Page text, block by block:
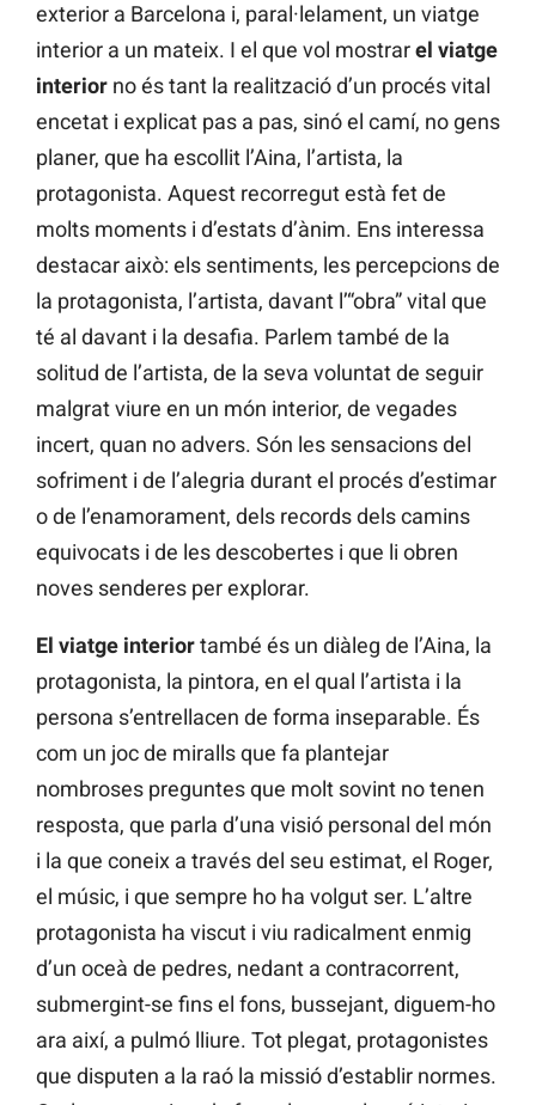
exterior a Barcelona i, paral·lelament, un viatge
interior a un mateix. I el que vol mostrarel viatge
interior no és tant la realització d’un procés vital
encetat i explicat pas a pas, sinó el camí, no gens
planer, que ha escollit l’Aina, l’artista, la
protagonista. Aquest recorregut està fet de
molts moments i d’estats d’ànim. Ens interessa
destacar això: els sentiments, les percepcions de
la protagonista, l’artista, davant l’“obra” vital que
té al davant i la desafia. Parlem també de la
solitud de l’artista, de la seva voluntat de seguir
malgrat viure en un món interior, de vegades
incert, quan no advers. Són les sensacions del
sofriment i de l’alegria durant el procés d’estimar
o de l’enamorament, dels records dels camins
equivocats i de les descobertes i que li obren
noves senderes per explorar.
El viatge interiortambé és un diàleg de l’Aina, la
protagonista, la pintora, en el qual l’artista i la
persona s’entrellacen de forma inseparable. És
com un joc de miralls que fa plantejar
nombroses preguntes que molt sovint no tenen
resposta, que parla d’una visió personal del món
i la que coneix a través del seu estimat, el Roger,
el músic, i que sempre ho ha volgut ser. L’altre
protagonista ha viscut i viu radicalment enmig
d’un oceà de pedres, nedant a contracorrent,
submergint-se fins el fons, bussejant, diguem-ho
ara així, a pulmó lliure. Tot plegat, protagonistes
que disputen a la raó la missió d’establir normes.